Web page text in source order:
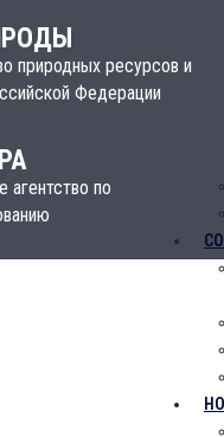
природных ресурсов и
Федерации
агентство по